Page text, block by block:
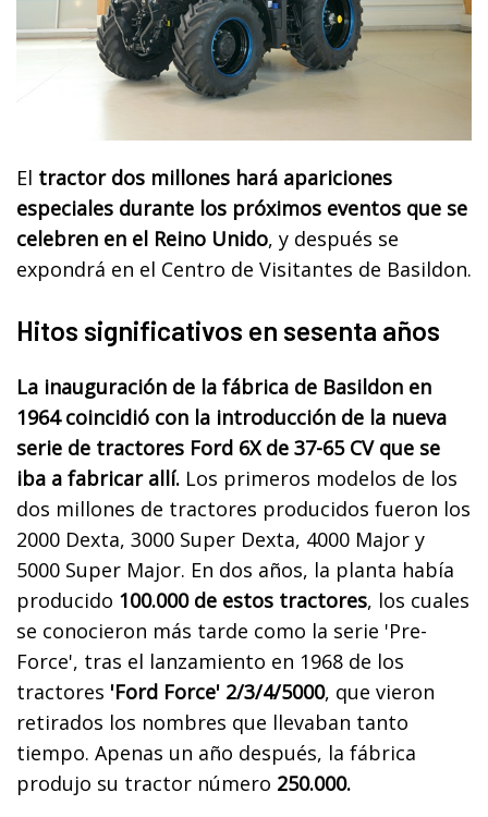
El tractor dos millones hará apariciones
especiales durante los próximos eventos que se
celebren en el Reino Unido, y después se
expondrá en el Centro de Visitantes de Basildon.
Hitos significativos en sesenta años
La inauguración de la fábrica de Basildon en
1964 coincidió con la introducción de la nueva
serie de tractores Ford 6X de 37-65 CV que se
iba a fabricar allí. Los primeros modelos de los
dos millones de tractores producidos fueron los
2000 Dexta, 3000 Super Dexta, 4000 Major y
5000 Super Major. En dos años, la planta había
producido 100.000 de estos tractores, los cuales
se conocieron más tarde como la serie 'Pre-
Force', tras el lanzamiento en 1968 de los
tractores 'Ford Force' 2/3/4/5000, que vieron
retirados los nombres que llevaban tanto
tiempo. Apenas un año después, la fábrica
produjo su tractor número 250.000.